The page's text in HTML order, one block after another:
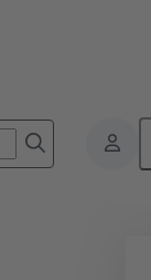
Accesorios